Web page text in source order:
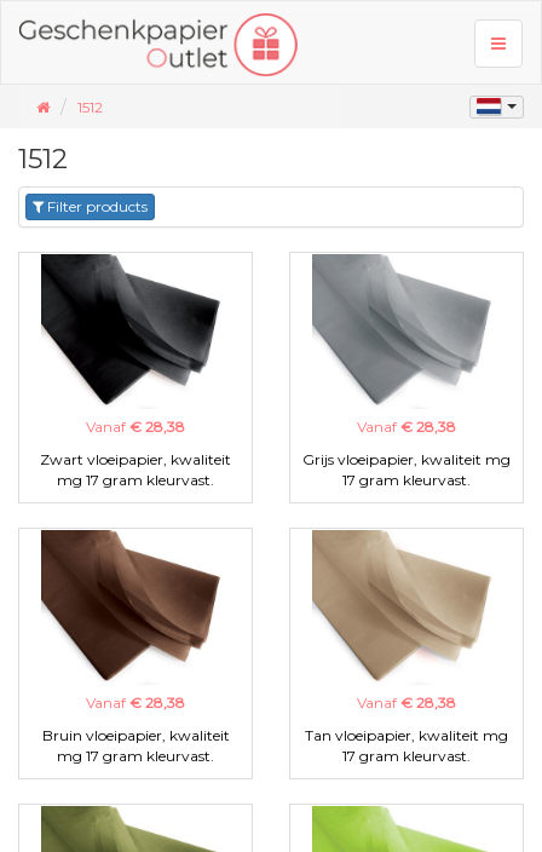
1512
1512
Filter products
Vanaf € 28,38
Zwart vloeipapier, kwaliteit
mg 17 gram kleurvast.
Vanaf € 28,38
Grijs vloeipapier, kwaliteit mg
17 gram kleurvast.
Vanaf € 28,38
Bruin vloeipapier, kwaliteit
mg 17 gram kleurvast.
Vanaf € 28,38
Tan vloeipapier, kwaliteit mg
17 gram kleurvast.